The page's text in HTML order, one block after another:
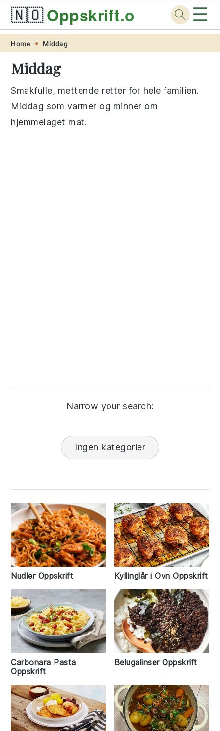
Skip
primary
navigation
Skip
main
content
Skip
primary
sidebar
Skip
footer
🇳🇴Oppskrift.org ☰
Home Middag
Middag
Smakfulle, mettende retter for hele familien.
Middag som varmer og minner om
hjemmelaget mat.
Narrow your search:
Ingen kategorier
Nudler Oppskrift Kyllinglår i Ovn Oppskrift
Carbonara Pasta
Oppskrift
Belugalinser Oppskrift